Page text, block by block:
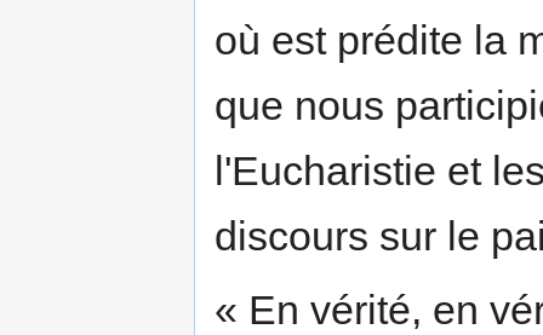
où est prédite la
que nous
l'Eucharistie et
discours sur le
« En vérité, en